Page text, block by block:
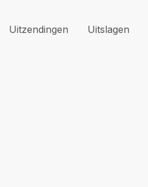
Uitzendingen Uitslagen